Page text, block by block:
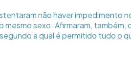
não haver impedimento
sexo. Afirmaram, também,
a qual é permitido tudo o